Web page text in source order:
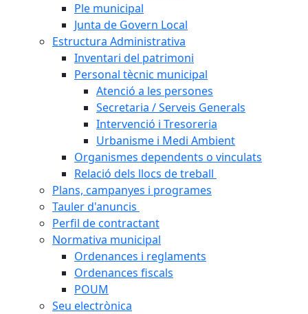
Ple municipal
Junta de Govern Local
Estructura Administrativa
Inventari del patrimoni
Personal tècnic municipal
Atenció a les persones
Secretaria / Serveis Generals
Intervenció i Tresoreria
Urbanisme i Medi Ambient
Organismes dependents o vinculats
Relació dels llocs de treball
Plans, campanyes i programes
Tauler d'anuncis
Perfil de contractant
Normativa municipal
Ordenances i reglaments
Ordenances fiscals
POUM
Seu electrònica